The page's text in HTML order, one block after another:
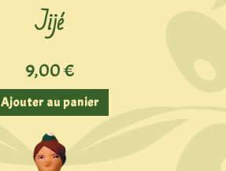
Jijé
9,00€
Ajouter au panier